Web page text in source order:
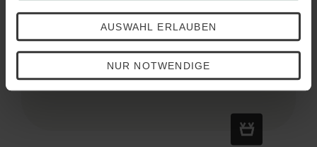
AUSWAHL ERLAUBEN
NUR NOTWENDIGE
24,50 €